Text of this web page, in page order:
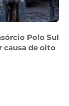
Polo Sul
causa de oito